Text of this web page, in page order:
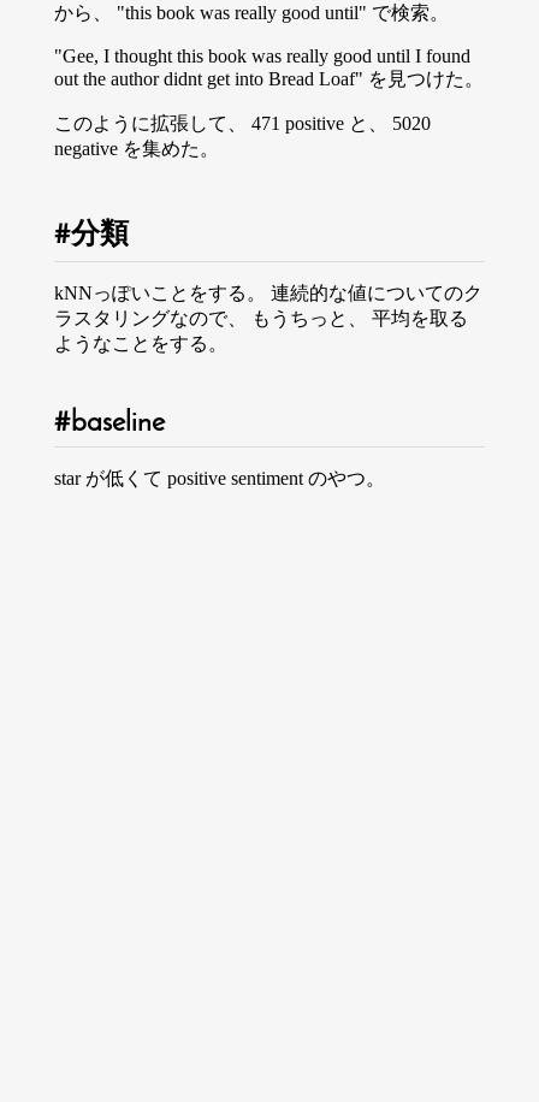
から、 "this book was really good until" で検索。
"Gee, I thought this book was really good until I found
out the author didnt get into Bread Loaf" を見つけた。
このように拡張して、 471 positive と、 5020
negative を集めた。
分類
kNNっぽいことをする。 連続的な値についてのク
ラスタリングなので、 もうちっと、 平均を取る
ようなことをする。
baseline
star が低くて positive sentiment のやつ。